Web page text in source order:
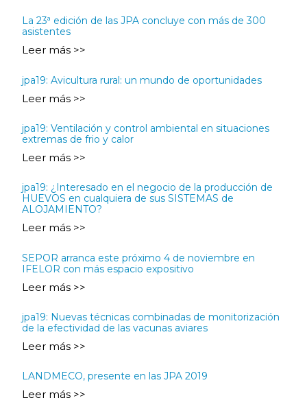
La 23ª edición de las JPA concluye con más de 300
asistentes
Leer más >>
jpa19: Avicultura rural: un mundo de oportunidades
Leer más >>
jpa19: Ventilación y control ambiental en situaciones
extremas de frio y calor
Leer más >>
jpa19: ¿Interesado en el negocio de la producción de
HUEVOS en cualquiera de sus SISTEMAS de
ALOJAMIENTO?
Leer más >>
SEPOR arranca este próximo 4 de noviembre en
IFELOR con más espacio expositivo
Leer más >>
jpa19: Nuevas técnicas combinadas de monitorización
de la efectividad de las vacunas aviares
Leer más >>
LANDMECO, presente en las JPA 2019
Leer más >>